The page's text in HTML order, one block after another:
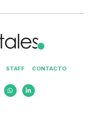
STAFF CONTACTO